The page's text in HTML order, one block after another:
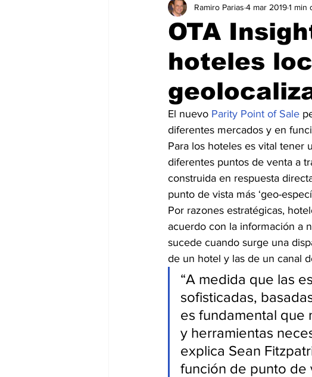
Negocios Internacionales
OTA
hoteles
Ramiro Parias 4 mar 20191 min
El nuevo Parity Point of Sale
diferentes mercados y en
Para los hoteles es vital tener
diferentes puntos de venta a
construida en respuesta
punto de vista más ‘geo-
Por razones estratégicas,
acuerdo con la información a
sucede cuando surge una
de un hotel y las de un canal
“A medida que las
sofisticadas,
es fundamental que
y herramientas
explica Sean
función de punto de